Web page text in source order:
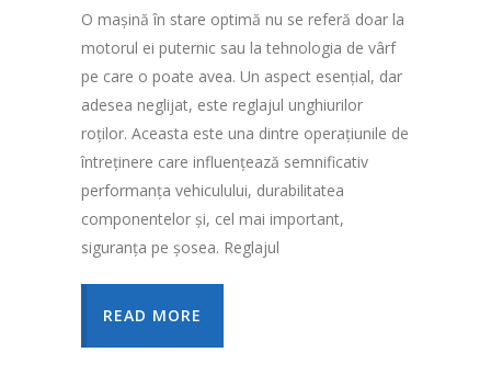
O mașină în stare optimă nu se referă doar la
motorul ei puternic sau la tehnologia de vârf
pe care o poate avea. Un aspect esențial, dar
adesea neglijat, este reglajul unghiurilor
roților. Aceasta este una dintre operațiunile de
întreținere care influențează semnificativ
performanța vehiculului, durabilitatea
componentelor și, cel mai important,
siguranța pe șosea. Reglajul
READ MORE